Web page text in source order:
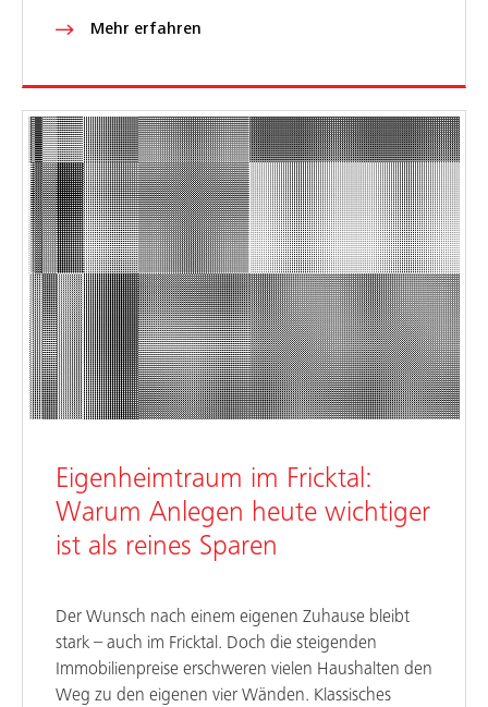
Mehr erfahren
Eigenheimtraum im Fricktal:
Warum Anlegen heute wichtiger
ist als reines Sparen
Der Wunsch nach einem eigenen Zuhause bleibt
stark – auch im Fricktal. Doch die steigenden
Immobilienpreise erschweren vielen Haushalten den
Weg zu den eigenen vier Wänden. Klassisches